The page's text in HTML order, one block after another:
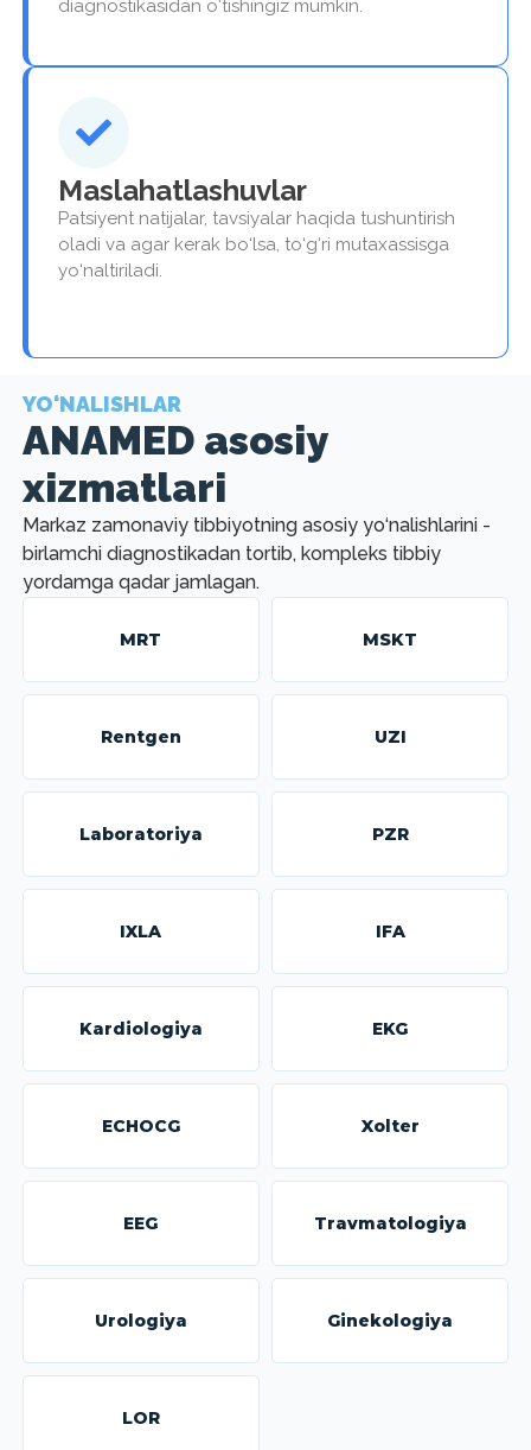
diagnostikasidan o‘tishingiz mumkin.
Maslahatlashuvlar
Patsiyent natijalar, tavsiyalar haqida tushuntirish
oladi va agar kerak bo‘lsa, to‘g‘ri mutaxassisga
yo‘naltiriladi.
YO‘NALISHLAR
ANAMED asosiy
xizmatlari
Markaz zamonaviy tibbiyotning asosiy yo‘nalishlarini -
birlamchi diagnostikadan tortib, kompleks tibbiy
yordamga qadar jamlagan.
MRT MSKT
Rentgen UZI
Laboratoriya PZR
IXLA IFA
Kardiologiya EKG
ECHOCG Xolter
EEG Travmatologiya
Urologiya Ginekologiya
LOR